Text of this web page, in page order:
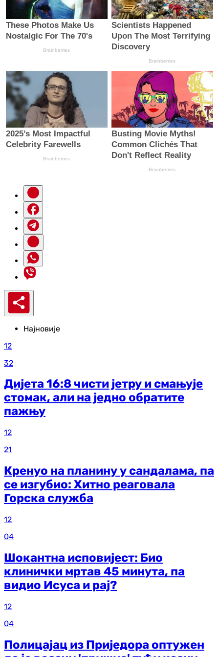
Најновије
12
32
Дијета 16:8 чисти јетру и смањује
стомак, али на једно обратите
пажњу
12
21
Кренуо на планину у сандалама, па
се изгубио: Хитно реаговала
Горска служба
12
04
Шокантна исповијест: Био
клинички мртав 45 минута, па
видио Исуса и рај?
12
04
Полицајац из Приједора оптужен